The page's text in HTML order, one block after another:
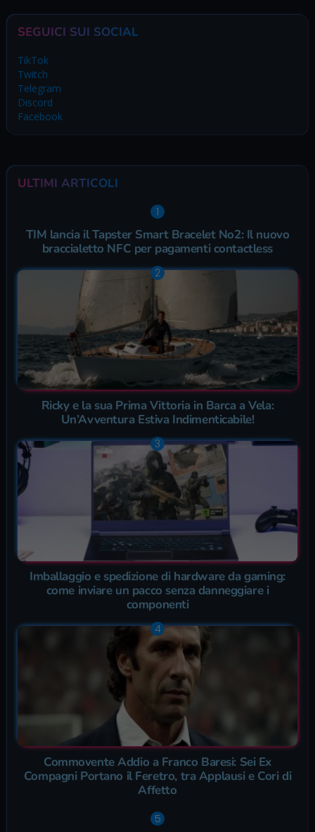
SEGUICI SUI SOCIAL
TikTok
Twitch
Telegram
Discord
Facebook
ULTIMI ARTICOLI
TIM lancia il Tapster Smart Bracelet No2: Il nuovo
braccialetto NFC per pagamenti contactless
Ricky e la sua Prima Vittoria in Barca a Vela:
Un’Avventura Estiva Indimenticabile!
Imballaggio e spedizione di hardware da gaming:
come inviare un pacco senza danneggiare i
componenti
Commovente Addio a Franco Baresi: Sei Ex
Compagni Portano il Feretro, tra Applausi e Cori di
Affetto